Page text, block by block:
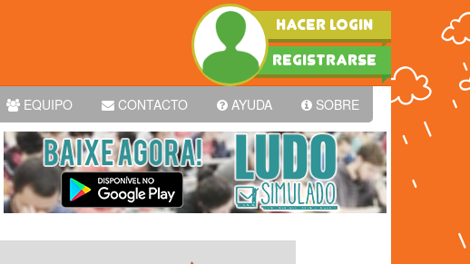
HACER LOGIN
REGISTRARSE
EQUIPO CONTACTO AYUDA SOBRE